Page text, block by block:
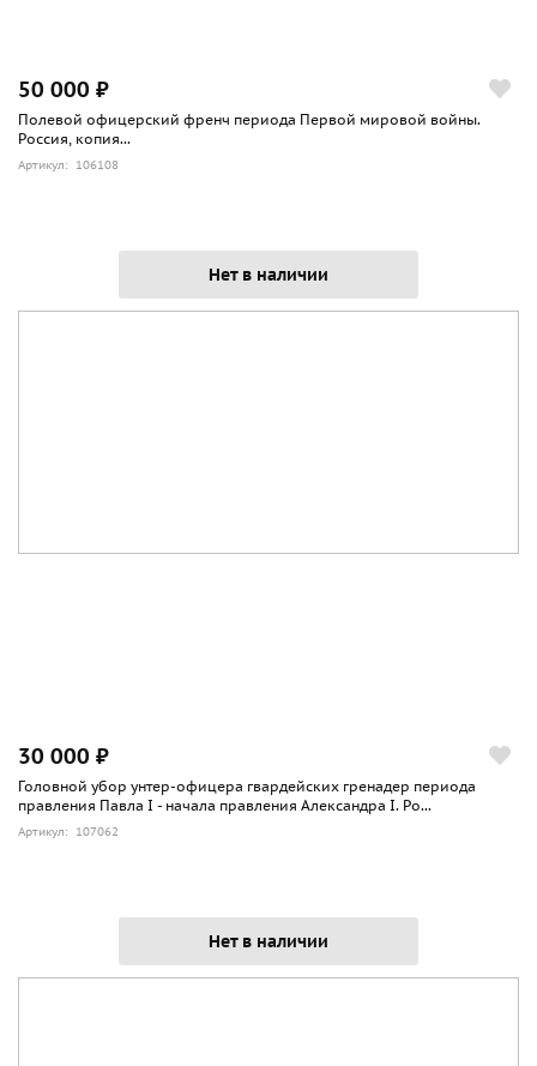
50 000 ₽
Полевой офицерский френч периода Первой мировой войны.
Россия, копия...
Артикул: 106108
Нет в наличии
30 000 ₽
Головной убор унтер-офицера гвардейских гренадер периода
правления Павла I - начала правления Александра I. Ро...
Артикул: 107062
Нет в наличии